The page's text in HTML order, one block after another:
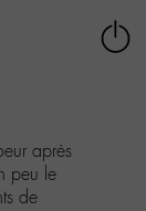
après
peu le
de